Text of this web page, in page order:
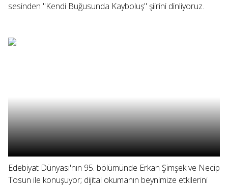
sesinden "Kendi Buğusunda Kayboluş" şiirini dinliyoruz.
Edebiyat Dünyası'nın 95. bölümünde Erkan Şimşek ve Necip
Tosun ile konuşuyor; dijital okumanın beynimize etkilerini